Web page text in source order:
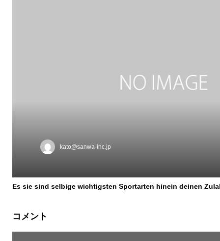
kato@sanwa-inc.jp
Es sie sind selbige wichtigsten Sportarten hinein deinen
コメント